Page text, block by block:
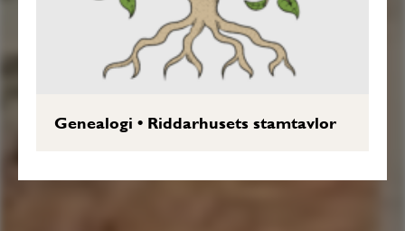
Genealogi • Riddarhusets stamtavlor